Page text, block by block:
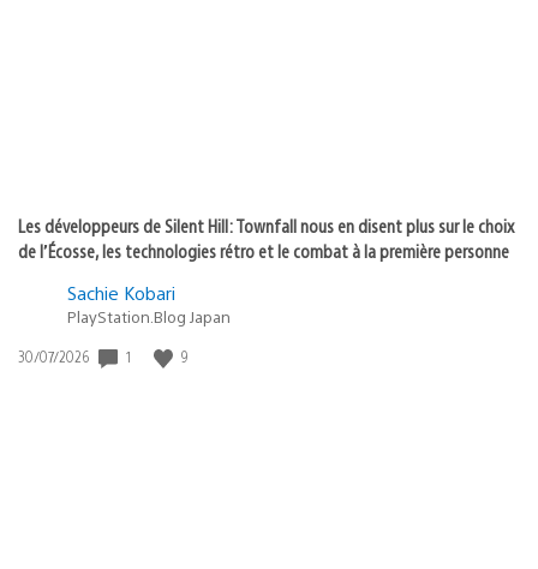
Les développeurs de Silent Hill: Townfall nous en disent plus sur le choix
de l’Écosse, les technologies rétro et le combat à la première personne
Sachie Kobari
PlayStation.Blog Japan
Date
30/07/2026 1 9